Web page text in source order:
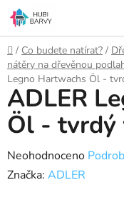
Přejít
na
obsah
Domů
/ Co budete natírat? /
nátěry na dřevěnou
Legno Hartwachs Öl -
ADLER
Öl - tvrdý
Průměrné
hodnocení
Neohodnoceno
Značka: ADLER